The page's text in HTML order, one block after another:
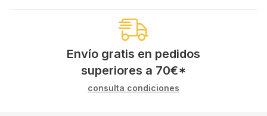
Envío gratis en pedidos
superiores a 70€*
consulta condiciones